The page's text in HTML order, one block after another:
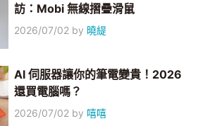
訪：Mobi 無線摺疊滑鼠
2026/07/02 by 曉緹
AI 伺服器讓你的筆電變貴！2026
還買電腦嗎？
2026/07/02 by 嘻嘻